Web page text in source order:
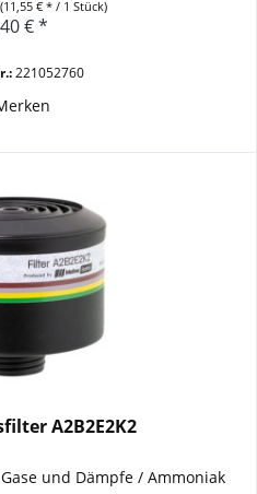
(11,55 € * / 1 Stück)
€ *
221052760
A2B2E2K2
und Dämpfe / Ammoniak